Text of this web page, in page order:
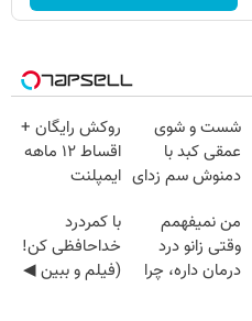
شست و شوی
عمقی کبد با
دمنوش سم زدای
روکش رایگان +
اقساط ۱۲ ماهه
ایمپلنت
من نمیفهمم
وقتی زانو درد
درمان داره، چرا
با کمردرد
خداحافظی کن!
(فیلم و ببین ◀